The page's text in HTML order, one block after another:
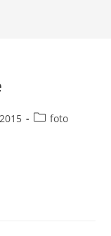
Categoria
foto